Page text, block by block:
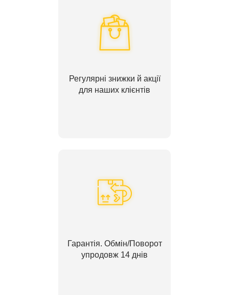
Регулярні знижки й акції
для наших клієнтів
Гарантія. Обмін/Поворот
упродовж 14 днів